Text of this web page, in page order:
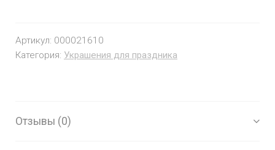
Артикул: 000021610
Категория: Украшения для праздника
Отзывы (0)